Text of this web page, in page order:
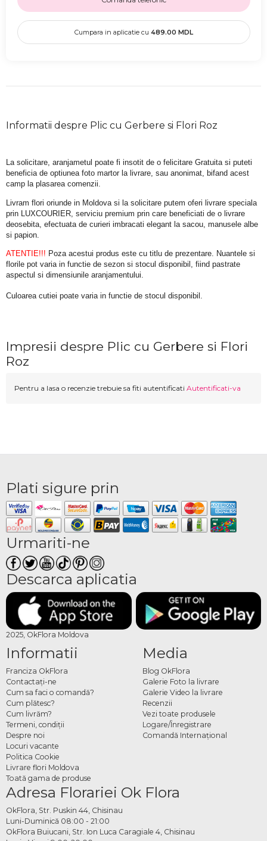
Cumpara in aplicatie cu 489.00 MDL
Informatii despre Plic cu Gerbere si Flori Roz
La solicitare, aranjametul poate fi insotit de o felicitare Gratuita si puteti
beneficia de optiunea foto martor la livrare, sau anonimat, bifand acest
camp la plasarea comenzii.
Livram flori oriunde in Moldova si la solicitare putem oferi livrare speciala
prin LUXCOURIER, serviciu premium prin care beneficiati de o livrare
deosebita, efectuata de curieri imbracati elegant la sacou, manusele albe
si papion.
ATENTIE!!! Poza acestui produs este cu titlu de prezentare. Nuantele si
florile pot varia in functie de sezon si stocul disponibil, fiind pastrate
aspectul si dimensiunile aranjamentului.
Culoarea cutiei poate varia in functie de stocul disponibil.
Impresii despre Plic cu Gerbere si Flori
Roz
Pentru a lasa o recenzie trebuie sa fiti autentificati Autentificati-va
Plati sigure prin
Urmariti-ne
Descarca aplicatia
2025, OkFlora Moldova
Informatii
Franciza OkFlora
Contactaţi-ne
Cum sa faci o comandă?
Cum plătesc?
Cum livrăm?
Termeni, condiţii
Despre noi
Locuri vacante
Politica Cookie
Livrare flori Moldova
Toată gama de produse
Media
Blog OkFlora
Galerie Foto la livrare
Galerie Video la livrare
Recenzii
Vezi toate produsele
Logare/Înregistrare
Comandă Internațional
Adresa Florariei Ok Flora
OkFlora, Str. Puskin 44, Chisinau
Luni-Duminică 08:00 - 21:00
OkFlora Buiucani, Str. Ion Luca Caragiale 4, Chisinau